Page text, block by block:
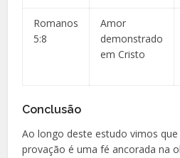
Romanos
5:8
Amor
demonstrado
em Cristo
Conclusão
Ao longo deste estudo vimos
provação é uma fé ancorada na